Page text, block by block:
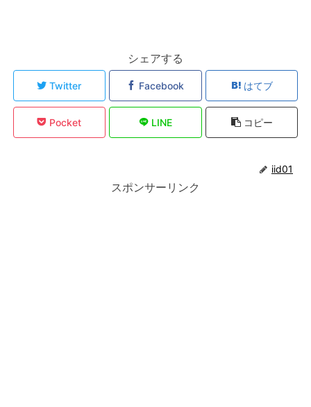
シェアする
Twitter Facebook はてブ
Pocket LINE コピー
iid01
スポンサーリンク